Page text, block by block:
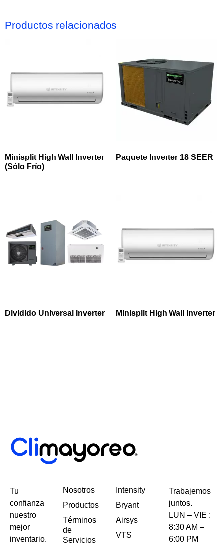
Productos relacionados
Minisplit High Wall Inverter
(Sólo Frío)
Paquete Inverter 18 SEER
Dividido Universal Inverter Minisplit High Wall Inverter
Tu
confianza
nuestro
mejor
inventario.
Nosotros
Productos
Términos
de
Servicios
Intensity
Bryant
Airsys
VTS
Trabajemos
juntos.
LUN – VIE :
8:30 AM –
6:00 PM